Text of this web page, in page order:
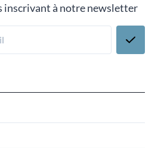
inscrivant à notre newsletter